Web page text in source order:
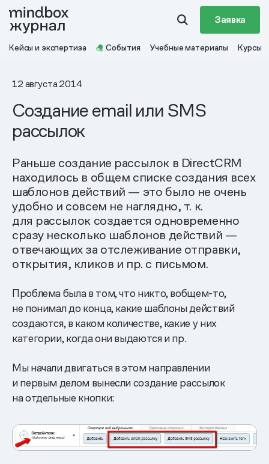
Заявка
Кейсы и экспертиза События Учебные материалы Курсы
12 августа 2014
Создание email или SMS
рассылок
Раньше создание рассылок в DirectCRM
находилось в общем списке создания всех
шаблонов действий — это было не очень
удобно и совсем не наглядно, т. к.
для рассылок создается одновременно
сразу несколько шаблонов действий —
отвечающих за отслеживание отправки,
открытия, кликов и пр. с письмом.
Проблема была в том, что никто, вобщем-то,
не понимал до конца, какие шаблоны действий
создаются, в каком количестве, какие у них
категории, когда они выдаются и пр.
Мы начали двигаться в этом направлении
и первым делом вынесли создание рассылок
на отдельные кнопки: